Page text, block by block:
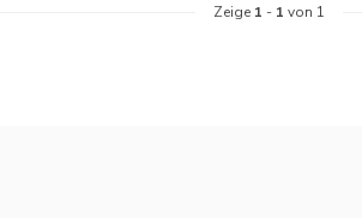
Zeige 1 - 1 von 1